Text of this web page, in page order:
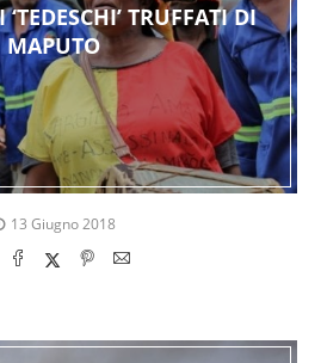
TRUFFATI DI
MAPUTO
13 Giugno 2018